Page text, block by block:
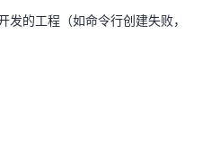
的工程（如命令行创建失败，